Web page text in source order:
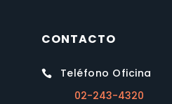
CONTACTO

Teléfono Oficina
02-243-4320